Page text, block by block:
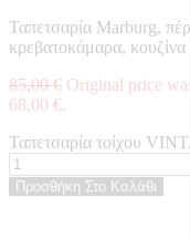
Ταπετσαρία Marburg,
κρεβατοκάμαρα,
85,00€ Original price
68,00 €.
Ταπετσαρία τοίχου
Προσθήκη Στο Καλάθι